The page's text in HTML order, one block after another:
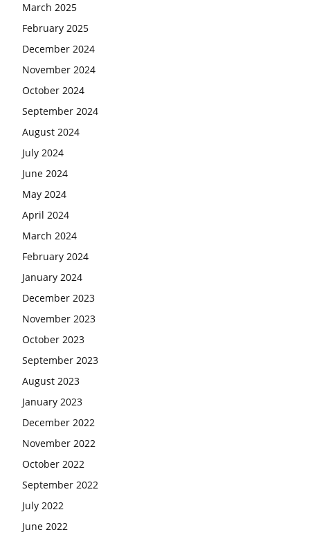
March 2025
February 2025
December 2024
November 2024
October 2024
September 2024
August 2024
July 2024
June 2024
May 2024
April 2024
March 2024
February 2024
January 2024
December 2023
November 2023
October 2023
September 2023
August 2023
January 2023
December 2022
November 2022
October 2022
September 2022
July 2022
June 2022